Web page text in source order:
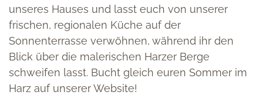
unseres Hauses und lasst euch von unserer
frischen, regionalen Küche auf der
Sonnenterrasse verwöhnen, während ihr den
Blick über die malerischen Harzer Berge
schweifen lasst. Bucht gleich euren Sommer im
Harz auf unserer Website!